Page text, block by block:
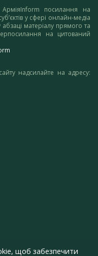
посилання на
у сфері онлайн-медіа
матеріалу прямого та
на цитований
надсилайте на адресу:
щоб забезпечити